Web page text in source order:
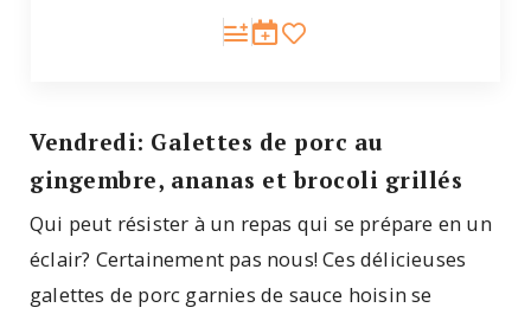
Vendredi: Galettes de porc au
gingembre, ananas et brocoli grillés
Qui peut résister à un repas qui se prépare en un
éclair? Certainement pas nous! Ces délicieuses
galettes de porc garnies de sauce hoisin se